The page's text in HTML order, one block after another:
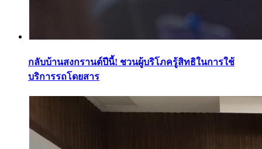
กลับบ้านสงกรานต์ปีนี้! ชวนผู้บริโภครู้สิทธิในการใช้
บริการรถโดยสาร